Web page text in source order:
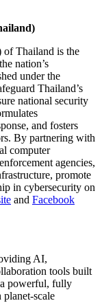
Thailand is the
nation’s
under the
Thailand’s
national security
and fosters
By partnering with
computer
agencies,
promote
in cybersecurity on
and Facebook
AI,
tools built
powerful, fully
scale